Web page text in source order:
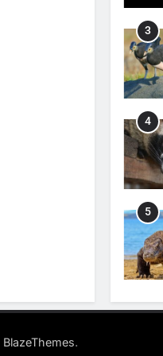
3
4
5
6
BlazeThemes.